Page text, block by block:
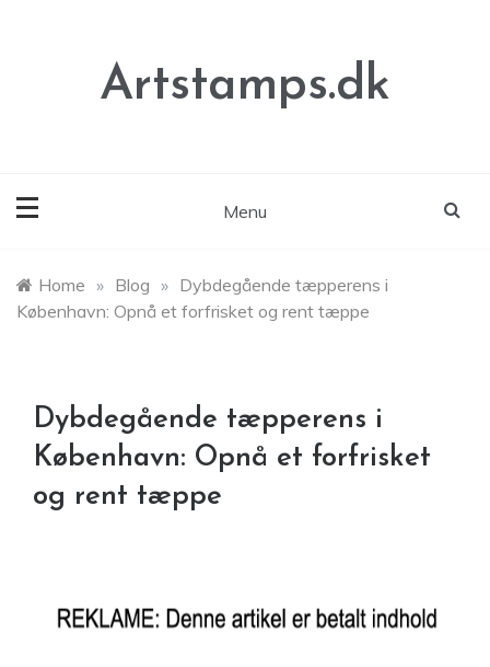
Artstamps.dk
Menu
Home » Blog » Dybdegående tæpperens i
København: Opnå et forfrisket og rent tæppe
Dybdegående tæpperens i
København: Opnå et forfrisket
og rent tæppe